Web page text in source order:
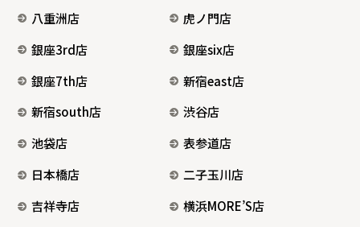
八重洲店
虎ノ門店
銀座3rd店
銀座six店
銀座7th店
新宿east店
新宿south店
渋谷店
池袋店
表参道店
日本橋店
二子玉川店
吉祥寺店
横浜MORE’S店